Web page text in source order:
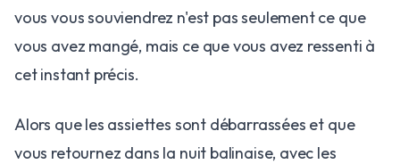
vous vous souviendrez n'est pas seulement ce que
vous avez mangé, mais ce que vous avez ressenti à
cet instant précis.
Alors que les assiettes sont débarrassées et que
vous retournez dans la nuit balinaise, avec les